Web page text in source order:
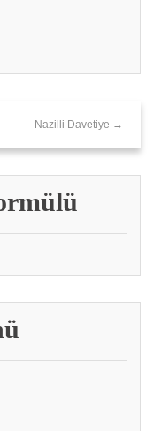
Nazilli Davetiye →